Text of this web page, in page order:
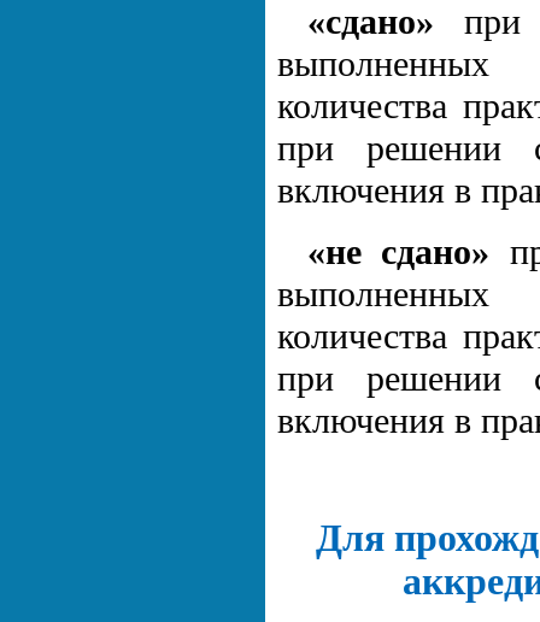
«сдано» при
выполненных
количества
при решении
включения в
«не сдано»
выполненных
количества
при решении
включения в
Для